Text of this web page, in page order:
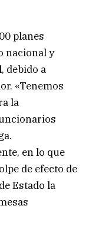
planes
nacional y
debido a
«Tenemos
la
en lo que
de efecto de
Estado la